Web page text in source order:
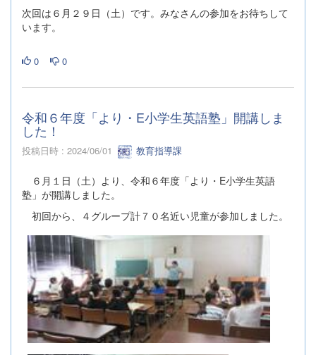
次回は６月２９日（土）です。みなさんの参加をお待ちして
います。
0 0
令和６年度「より・E小学生英語塾」開講しま
した！
投稿日時 : 2024/06/01 教育指導課
６月１日（土）より、令和６年度「より・E小学生英語
塾」が開講しました。
初回から、４グループ計７０名近い児童が参加しました。